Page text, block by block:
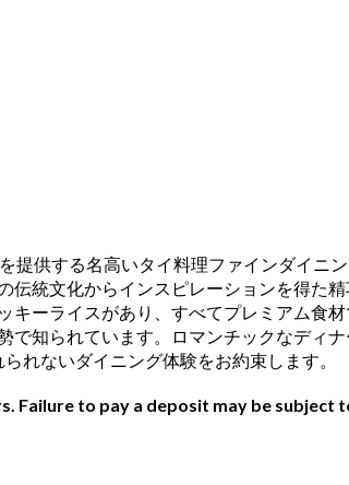
提供する名高いタイ料理ファインダイ
統文化からインスピレーションを得た
ーライスがあり、すべてプレミアム食
知られています。ロマンチックなディ
れないダイニング体験をお約束します。
to pay a deposit may be subject